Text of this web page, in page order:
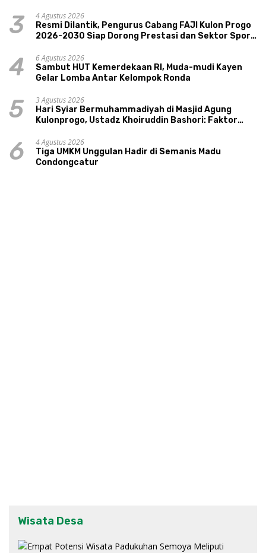
3
4 Agustus 2026
Resmi Dilantik, Pengurus Cabang FAJI Kulon Progo
2026-2030 Siap Dorong Prestasi dan Sektor Sport
4
6 Agustus 2026
Sambut HUT Kemerdekaan RI, Muda-mudi Kayen
Gelar Lomba Antar Kelompok Ronda
5
3 Agustus 2026
Hari Syiar Bermuhammadiyah di Masjid Agung
Kulonprogo, Ustadz Khoiruddin Bashori: Faktor
6
4 Agustus 2026
Tiga UMKM Unggulan Hadir di Semanis Madu
Condongcatur
Wisata Desa